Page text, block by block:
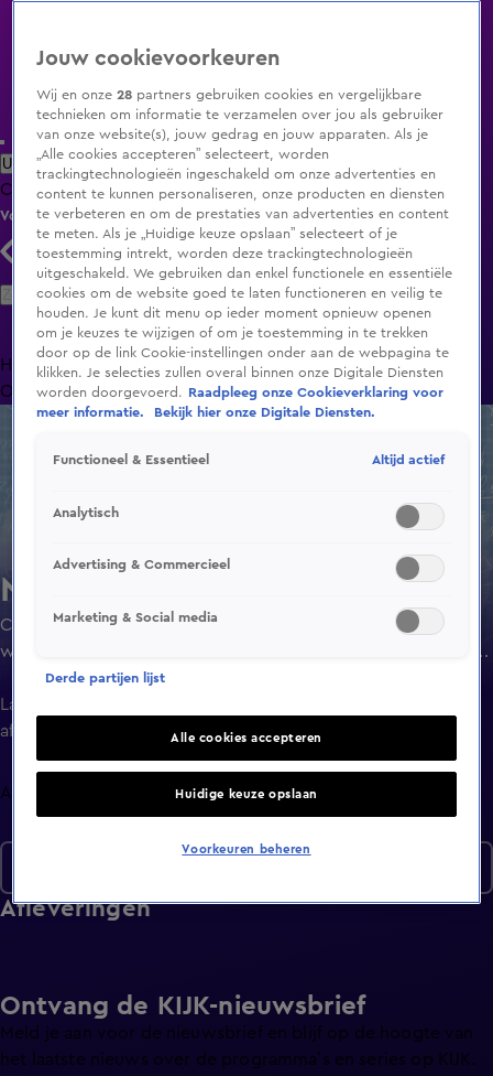
Uitzending Gemist Populaire programma's Zenders Genres
ClipsFilmsRadioSmart TV inlogShop
Volg KIJK
Zoeken
HomeUitzending Gemist Programma's De Bondgenoten
OranjezomerLivestreamsShop
Numb3rs
Charlie Eppes, wiskundige die voor de FBI werkt, gebruikt
wiskundige vergelijkingen om verschillende misdaden op
te lossen.
Laatste
aflevering
Afleveringen
Afleveringen
Ontvang de KIJK-nieuwsbrief
Meld je aan voor de nieuwsbrief en blijf op de hoogte van
het laatste nieuws over de programma’s en series op KIJK.
Jouw cookievoorkeuren
Wij en onze28 partners gebruiken cookies en vergelijkbare
technieken om informatie te verzamelen over jou als gebruiker
van onze website(s), jouw gedrag en jouw apparaten. Als je
„Alle cookies accepteren” selecteert, worden
trackingtechnologieën ingeschakeld om onze advertenties en
content te kunnen personaliseren, onze producten en diensten
te verbeteren en om de prestaties van advertenties en content
te meten. Als je „Huidige keuze opslaan” selecteert of je
toestemming intrekt, worden deze trackingtechnologieën
uitgeschakeld. We gebruiken dan enkel functionele en essentiële
cookies om de website goed te laten functioneren en veilig te
houden. Je kunt dit menu op ieder moment opnieuw openen
om je keuzes te wijzigen of om je toestemming in te trekken
door op de link Cookie-instellingen onder aan de webpagina te
klikken. Je selecties zullen overal binnen onze Digitale Diensten
worden doorgevoerd.
Raadpleeg onze Cookieverklaring voor
meer informatie.
Bekijk hier onze Digitale Diensten.
Functioneel & Essentieel Altijd actief
Analytisch
Advertising & Commercieel
Marketing & Social media
Derde partijen lijst
Alle cookies accepteren
Huidige keuze opslaan
Voorkeuren beheren